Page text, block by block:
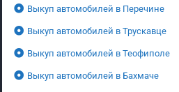
Выкуп автомобилей в Перечине
Выкуп автомобилей в Трускавце
Выкуп автомобилей в Теофиполе
Выкуп автомобилей в Бахмаче